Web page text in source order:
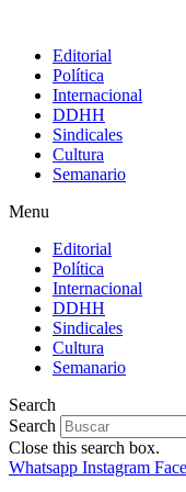
Editorial
Política
Internacional
DDHH
Sindicales
Cultura
Semanario
Menu
Editorial
Política
Internacional
DDHH
Sindicales
Cultura
Semanario
Search
Search
Close this search box.
Whatsapp Instagram